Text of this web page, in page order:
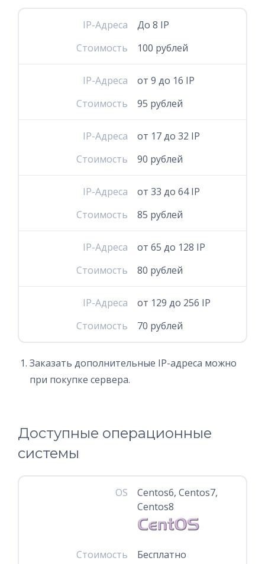
IP-Адреса
До 8 IP
Стоимость
100 рублей
IP-Адреса
от 9 до 16 IP
Стоимость
95 рублей
IP-Адреса
от 17 до 32 IP
Стоимость
90 рублей
IP-Адреса
от 33 до 64 IP
Стоимость
85 рублей
IP-Адреса
от 65 до 128 IP
Стоимость
80 рублей
IP-Адреса
от 129 до 256 IP
Стоимость
70 рублей
Заказать дополнительные IP-адреса можно
при покупке сервера.
Доступные операционные
системы
OS
Centos6, Centos7,
Centos8
Стоимость Бесплатно